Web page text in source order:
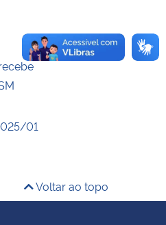
01
Voltar ao topo